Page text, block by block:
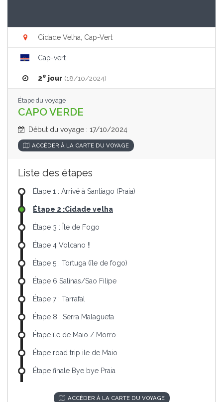
Cidade Velha, Cap-Vert
Cap-vert
2e jour (18/10/2024)
Étape du voyage
CAPO VERDE
Début du voyage : 17/10/2024
ACCÉDER À LA CARTE DU VOYAGE
Liste des étapes
Étape 1 : Arrivé à Santiago (Praia)
Étape 2 :Cidade velha
Étape 3 : Île de Fogo
Étape 4 Volcano !!
Étape 5 : Tortuga (île de fogo)
Étape 6 Salinas/Sao Filipe
Étape 7 : Tarrafal
Étape 8 : Serra Malagueta
Étape île de Maio / Morro
Étape road trip ile de Maio
Étape finale Bye bye Praia
ACCÉDER À LA CARTE DU VOYAGE